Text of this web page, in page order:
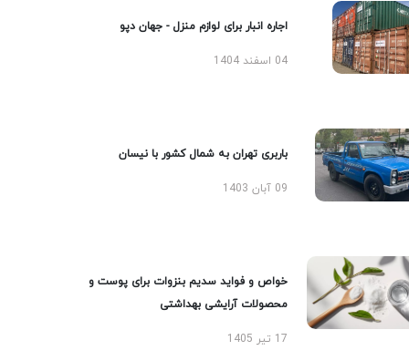
اجاره انبار برای لوازم منزل - جهان دپو
04 اسفند 1404
باربری تهران به شمال کشور با نیسان
09 آبان 1403
خواص و فواید سدیم بنزوات برای پوست و
محصولات آرایشی بهداشتی
17 تیر 1405